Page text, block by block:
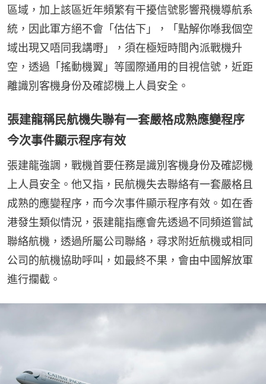
區域，加上該區近年頻繁有干擾信號影響飛機導航系
統，因此軍方絕不會「估估下」，「點解你喺我個空
域出現又唔同我講嘢」，須在極短時間內派戰機升
空，透過「搖動機翼」等國際通用的目視信號，近距
離識別客機身份及確認機上人員安全。
張建龍稱民航機失聯有一套嚴格成熟應變程序
今次事件顯示程序有效
張建龍強調，戰機首要任務是識別客機身份及確認機
上人員安全。他又指，民航機失去聯絡有一套嚴格且
成熟的應變程序，而今次事件顯示程序有效。如在香
港發生類似情況，張建龍指應會先透過不同頻道嘗試
聯絡航機，透過所屬公司聯絡，尋求附近航機或相同
公司的航機協助呼叫，如最終不果，會由中國解放軍
進行攔截。